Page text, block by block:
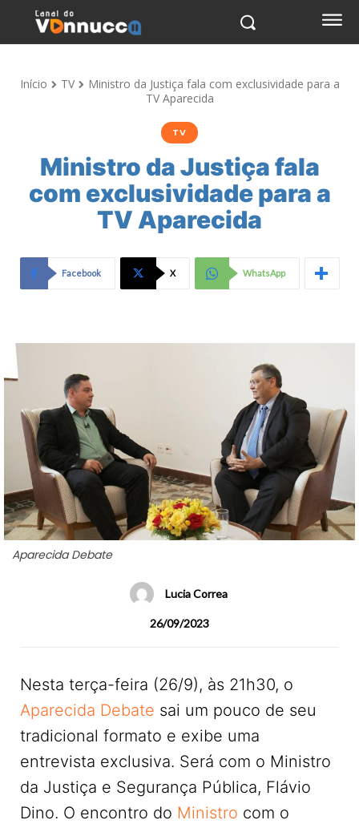
Início TV
Ministro da Justiça fala com exclusividade para a
TV Aparecida
TV
Ministro da Justiça fala
com exclusividade para a
TV Aparecida
Facebook X WhatsApp
Aparecida Debate
Lucia Correa
26/09/2023
Nesta terça-feira (26/9), às 21h30, o
Aparecida Debate sai um pouco de seu
tradicional formato e exibe uma
entrevista exclusiva. Será com o Ministro
da Justiça e Segurança Pública, Flávio
Dino. O encontro do Ministro com o